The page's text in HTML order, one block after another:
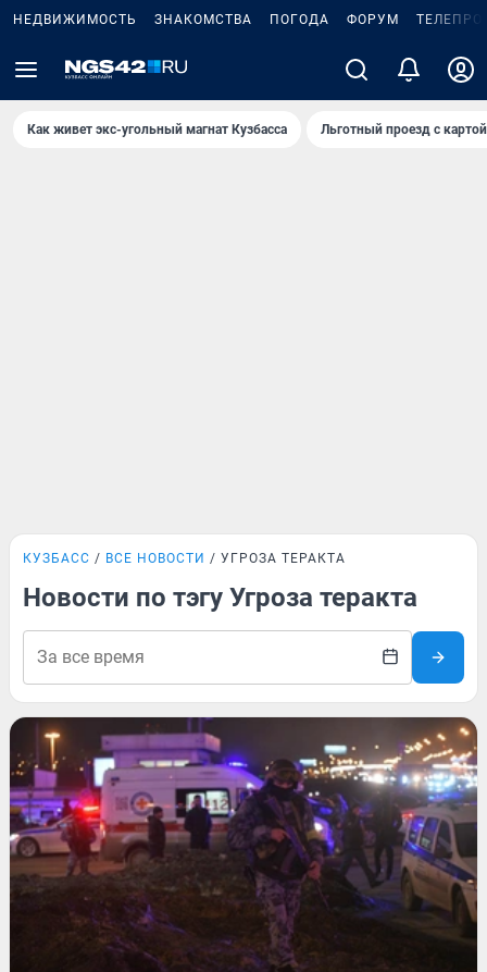
НЕДВИЖИМОСТЬ ЗНАКОМСТВА ПОГОДА ФОРУМ
Как живет экс-угольный магнат Кузбасса Льготный проезд с
КУЗБАСС ВСЕ НОВОСТИ УГРОЗА ТЕРАКТА
Новости по тэгу Угроза теракта